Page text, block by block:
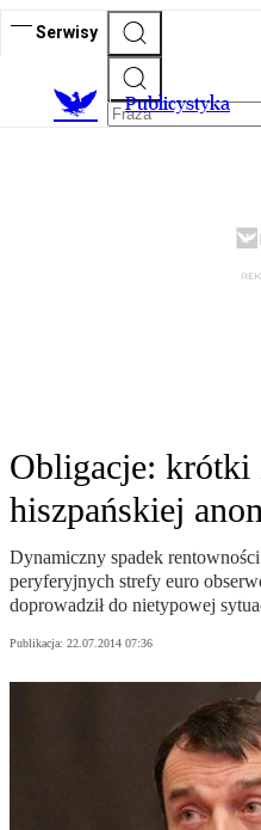
Serwisy
Publicystyka
Obligacje: krótki
hiszpańskiej
Dynamiczny spadek
peryferyjnych strefy euro
doprowadził do nietypowej
Publikacja: 22.07.2014 07:36